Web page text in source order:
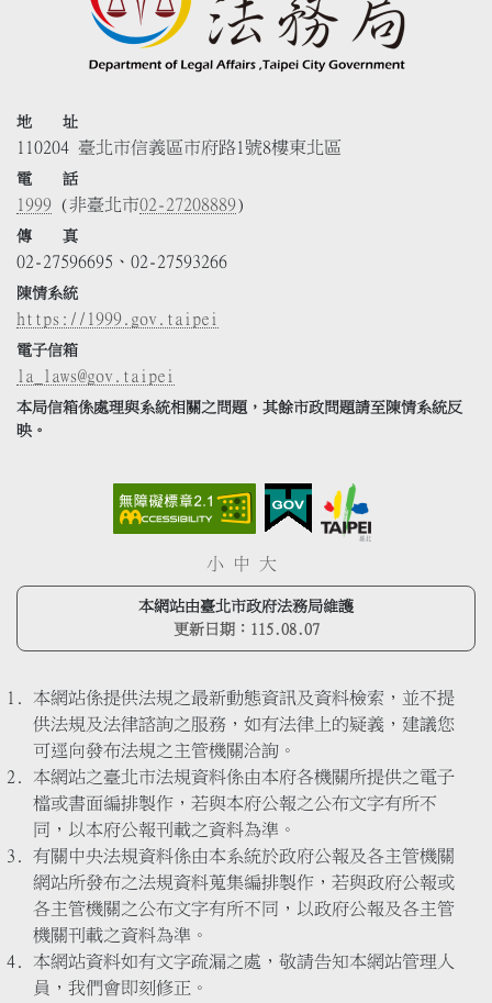
地 址
110204 臺北市信義區市府路1號8樓東北區
電 話
1999 (非臺北市02-27208889)
傳 真
02-27596695、02-27593266
陳情系統
https://1999.gov.taipei
電子信箱
la_laws@gov.taipei
本局信箱係處理與系統相關之問題，其餘市政問題請至陳情系統反
映。
小 中 大
本網站由臺北市政府法務局維護
更新日期： 115.08.07
本網站係提供法規之最新動態資訊及資料檢索，並不提
供法規及法律諮詢之服務，如有法律上的疑義，建議您
可逕向發布法規之主管機關洽詢。
本網站之臺北市法規資料係由本府各機關所提供之電子
檔或書面編排製作，若與本府公報之公布文字有所不
同，以本府公報刊載之資料為準。
有關中央法規資料係由本系統於政府公報及各主管機關
網站所發布之法規資料蒐集編排製作，若與政府公報或
各主管機關之公布文字有所不同，以政府公報及各主管
機關刊載之資料為準。
本網站資料如有文字疏漏之處，敬請告知本網站管理人
員，我們會即刻修正。